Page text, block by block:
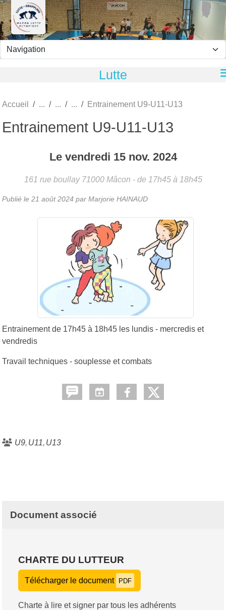
Lutte
Accueil Entrainement U9-U11-U13
Entrainement U9-U11-U13
Le vendredi 15 nov. 2024
161 rue boullay 71000 Mâcon - de 17h45 à 18h45
Publié le 21 août 2024 par Marjorie HAINAUD
Entrainement de 17h45 à 18h45 les lundis - mercredis et
vendredis
Travail techniques - souplesse et combats
U9 U11 U13
Document associé
CHARTE DU LUTTEUR
Télécharger le document PDF
Charte à lire et signer par tous les adhérents
Panneau de gestion des cookies